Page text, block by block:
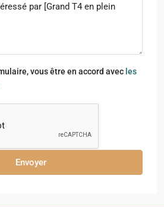
vous être en accord avec les
Envoyer